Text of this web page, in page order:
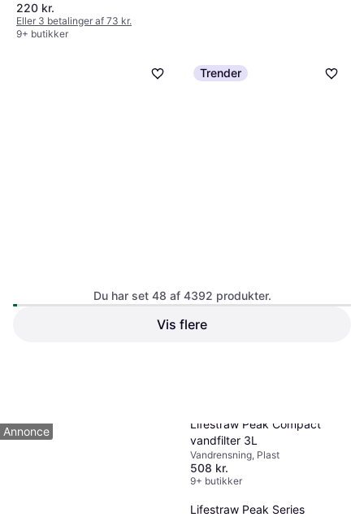
220 kr.
Eller 3 betalinger af 73 kr.
9+ butikker
Lifestraw Peak Series
vandrensepumpe
Trender
Lifestraw Peak Compact
vandfilter 3L
Vandrensning, Plast
508 kr.
9+ butikker
Du har set 48 af 4392 produkter.
Vis flere
Annonce